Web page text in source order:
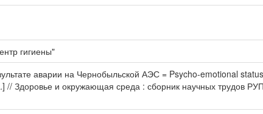
гигиены"
аварии на Чернобыльской АЭС = Psycho-emotional
Здоровье и окружающая среда : сборник научных трудов